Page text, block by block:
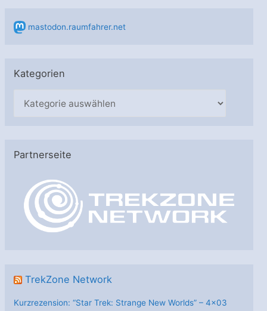
mastodon.raumfahrer.net
Kategorien
g
Partnerseite
TrekZone Network
Kurzrezension: “Star Trek: Strange New Worlds” – 4×03